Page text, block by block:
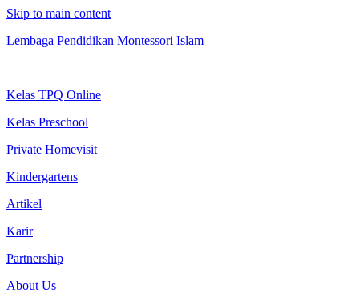
Skip to main content
Lembaga Pendidikan Montessori Islam
Kelas TPQ Online
Kelas Preschool
Private Homevisit
Kindergartens
Artikel
Karir
Partnership
About Us